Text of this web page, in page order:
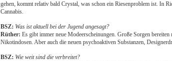
gehen, kommt relativ bald Crystal, was schon ein Riesenproblem ist. In
Cannabis.
BSZ: Was ist aktuell bei der Jugend angesagt?
Rüther: Es gibt immer neue Modeerscheinungen. Große Sorgen
Nikotindosen. Aber auch die neuen psychoaktiven Substanzen,
BSZ: Wie weit sind die verbreitet?